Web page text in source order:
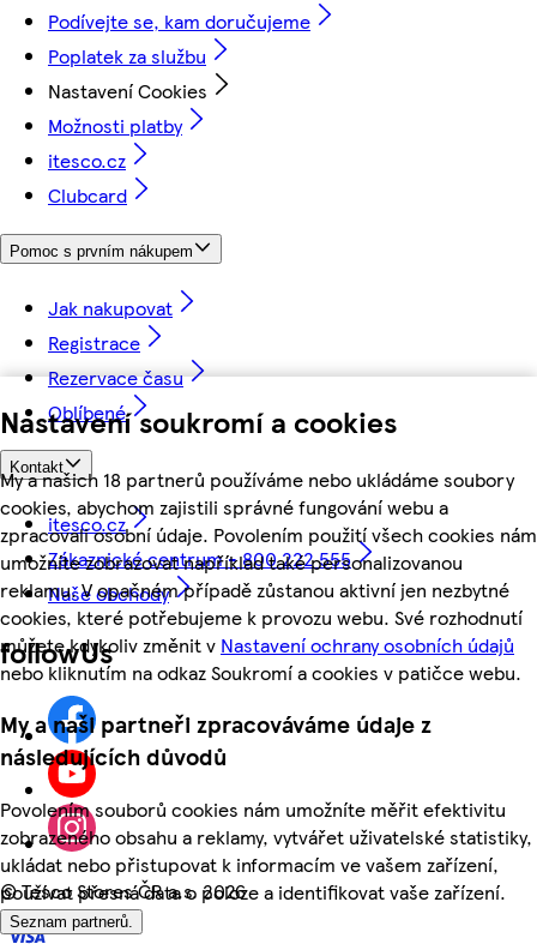
Nastavení soukromí a cookies
My a našich 18 partnerů používáme nebo ukládáme soubory
cookies, abychom zajistili správné fungování webu a
zpracovali osobní údaje. Povolením použití všech cookies nám
umožníte zobrazovat například také personalizovanou
reklamu. V opačném případě zůstanou aktivní jen nezbytné
cookies, které potřebujeme k provozu webu. Své rozhodnutí
můžete kdykoliv změnit v Nastavení ochrany osobních údajů
nebo kliknutím na odkaz Soukromí a cookies v patičce webu.
My a naši partneři zpracováváme údaje z
následujících důvodů
Povolením souborů cookies nám umožníte měřit efektivitu
zobrazeného obsahu a reklamy, vytvářet uživatelské statistiky,
ukládat nebo přistupovat k informacím ve vašem zařízení,
používat přesná data o poloze a identifikovat vaše zařízení.
Seznam partnerů.
Podívejte se, kam doručujeme
Poplatek za službu
Nastavení Cookies
Možnosti platby
itesco.cz
Clubcard
Pomoc s prvním nákupem
Jak nakupovat
Registrace
Rezervace času
Oblíbené
Kontakt
itesco.cz
Zákaznické centrum - 800 222 555
Naše obchody
followUs
©Tesco Stores ČR a.s. 2026